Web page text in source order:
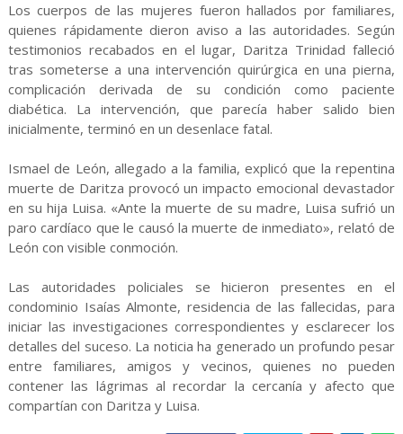
Los cuerpos de las mujeres fueron hallados por familiares,
quienes rápidamente dieron aviso a las autoridades. Según
testimonios recabados en el lugar, Daritza Trinidad falleció
tras someterse a una intervención quirúrgica en una pierna,
complicación derivada de su condición como paciente
diabética. La intervención, que parecía haber salido bien
inicialmente, terminó en un desenlace fatal.
Ismael de León, allegado a la familia, explicó que la repentina
muerte de Daritza provocó un impacto emocional devastador
en su hija Luisa. «Ante la muerte de su madre, Luisa sufrió un
paro cardíaco que le causó la muerte de inmediato», relató de
León con visible conmoción.
Las autoridades policiales se hicieron presentes en el
condominio Isaías Almonte, residencia de las fallecidas, para
iniciar las investigaciones correspondientes y esclarecer los
detalles del suceso. La noticia ha generado un profundo pesar
entre familiares, amigos y vecinos, quienes no pueden
contener las lágrimas al recordar la cercanía y afecto que
compartían con Daritza y Luisa.